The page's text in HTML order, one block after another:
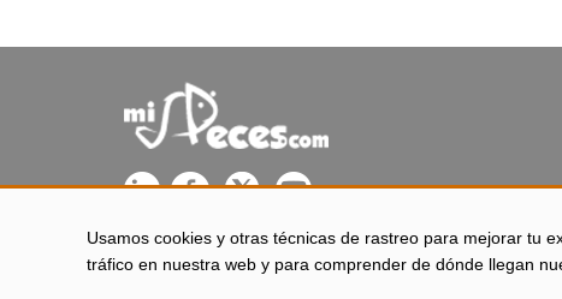
Usamos cookies y otras técnicas de rastreo para mejorar tu
tráfico en nuestra web y para comprender de dónde llegan
misPeces se edita desde El Puerto de Santa María (Cádiz -